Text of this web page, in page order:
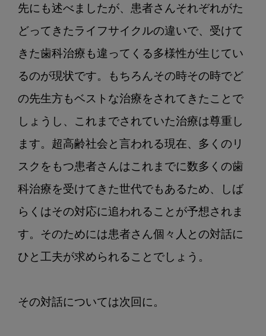
先にも述べましたが、患者さんそれぞれがた
どってきたライフサイクルの違いで、受けて
きた歯科治療も違ってくる多様性が生じてい
るのが現状です。もちろんその時その時でど
の先生方もベストな治療をされてきたことで
しょうし、これまでされていた治療は尊重し
ます。超高齢社会と言われる現在、多くのリ
スクをもつ患者さんはこれまでに数多くの歯
科治療を受けてきた世代でもあるため、しば
らくはその対応に追われることが予想されま
す。そのためには患者さん個々人との対話に
ひと工夫が求められることでしょう。
その対話については次回に。